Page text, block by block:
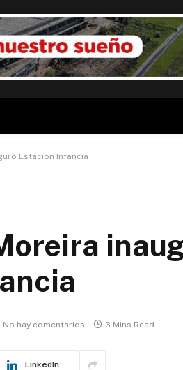
Estación Infancia
No hay comentarios 3 Mins Read
LinkedIn